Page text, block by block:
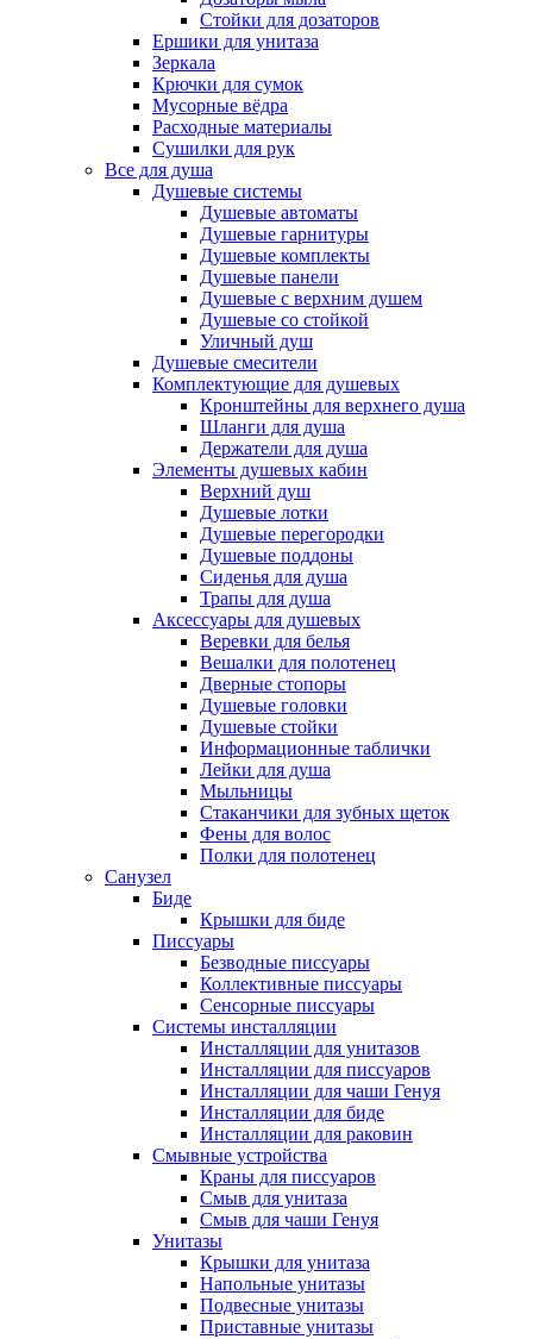
Стойки для дозаторов
Ершики для унитаза
Зеркала
Крючки для сумок
Мусорные вёдра
Расходные материалы
Сушилки для рук
Все для душа
Душевые системы
Душевые автоматы
Душевые гарнитуры
Душевые комплекты
Душевые панели
Душевые с верхним душем
Душевые со стойкой
Уличный душ
Душевые смесители
Комплектующие для душевых
Кронштейны для верхнего душа
Шланги для душа
Держатели для душа
Элементы душевых кабин
Верхний душ
Душевые лотки
Душевые перегородки
Душевые поддоны
Сиденья для душа
Трапы для душа
Аксессуары для душевых
Веревки для белья
Вешалки для полотенец
Дверные стопоры
Душевые головки
Душевые стойки
Информационные таблички
Лейки для душа
Мыльницы
Стаканчики для зубных щеток
Фены для волос
Полки для полотенец
Санузел
Биде
Крышки для биде
Писсуары
Безводные писсуары
Коллективные писсуары
Сенсорные писсуары
Системы инсталляции
Инсталляции для унитазов
Инсталляции для писсуаров
Инсталляции для чаши Генуя
Инсталляции для биде
Инсталляции для раковин
Смывные устройства
Краны для писсуаров
Смыв для унитаза
Смыв для чаши Генуя
Унитазы
Крышки для унитаза
Напольные унитазы
Подвесные унитазы
Приставные унитазы